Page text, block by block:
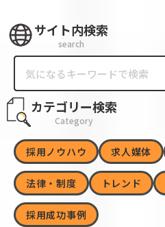
サイト内検索
search
カテゴリー検索
Category
採用ノウハウ 求人媒体
法律・制度 トレンド
採用成功事例